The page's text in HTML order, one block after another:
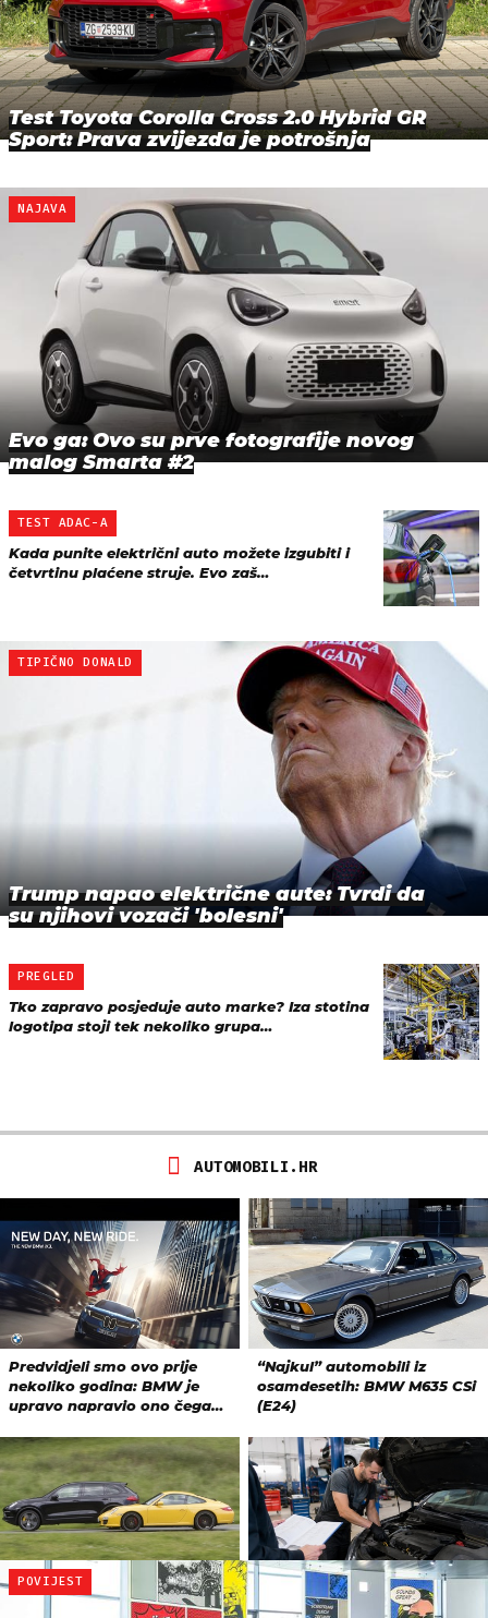
Test Toyota Corolla Cross 2.0 Hybrid GR
Sport: Prava zvijezda je potrošnja
NAJAVA
Evo ga: Ovo su prve fotografije novog
malog Smarta #2
TEST ADAC-A
Kada punite električni auto možete izgubiti i
četvrtinu plaćene struje. Evo zaš…
TIPIČNO DONALD
Trump napao električne aute: Tvrdi da
su njihovi vozači 'bolesni'
PREGLED
Tko zapravo posjeduje auto marke? Iza stotina
logotipa stoji tek nekoliko grupa…
POVIJEST